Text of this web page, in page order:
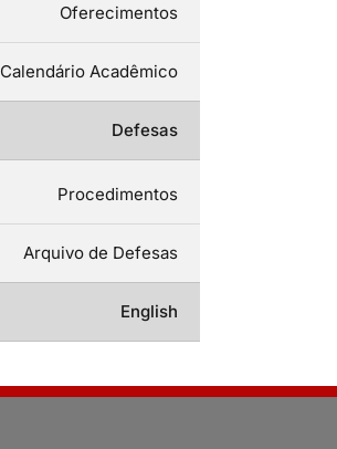
Oferecimentos
Calendário Acadêmico
Defesas
Procedimentos
Arquivo de Defesas
English